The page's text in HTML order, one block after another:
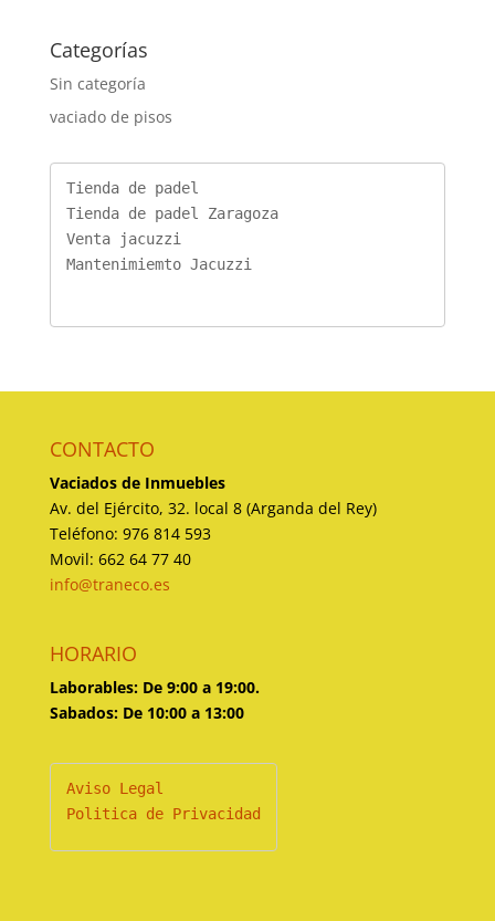
Categorías
Sin categoría
vaciado de pisos
Tienda de padel
Tienda de padel Zaragoza
Venta jacuzzi
Mantenimiemto Jacuzzi
CONTACTO
Vaciados de Inmuebles
Av. del Ejército, 32. local 8 (Arganda del Rey)
Teléfono: 976 814 593
Movil: 662 64 77 40
info@traneco.es
HORARIO
Laborables: De 9:00 a 19:00.
Sabados: De 10:00 a 13:00
Politica de Privacidad